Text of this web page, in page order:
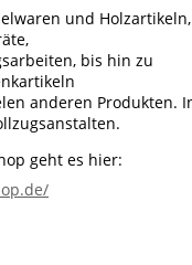
und
bis hin zu
anderen Produkten.
geht es hier: